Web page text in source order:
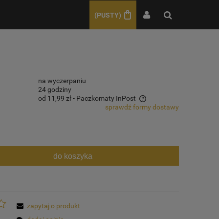
(PUSTY)
na wyczerpaniu
24 godziny
od 11,99 zł - Paczkomaty InPost
sprawdź formy dostawy
do koszyka
zapytaj o produkt